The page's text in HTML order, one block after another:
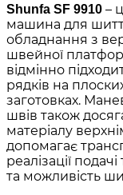
Shunfa SF 9910 –
машина для
обладнання з
швейної
відмінно
рядків на
заготовках.
швів також
матеріалу
допомагає
реалізації
та можливість